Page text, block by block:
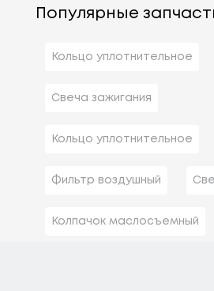
Популярные
Кольцо уплотнительное
Свеча зажигания
Кольцо уплотнительное
Фильтр воздушный
Колпачок маслосъемный